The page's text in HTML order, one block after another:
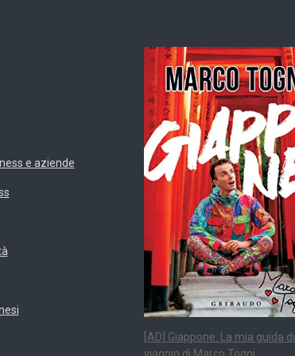
e aziende
[AD] Giappone. La mia guida di